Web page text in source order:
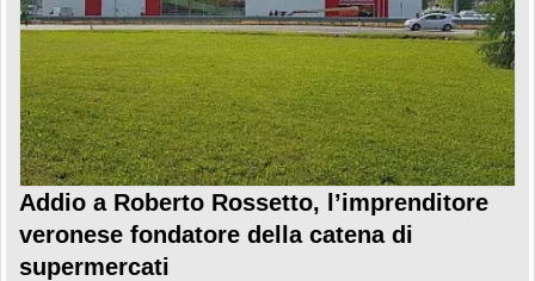
Addio a Roberto Rossetto, l’imprenditore
veronese fondatore della catena di
supermercati